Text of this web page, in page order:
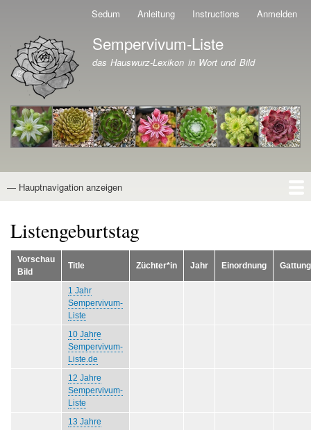
Direkt
zum
Inhalt
Sedum Anleitung Instructions Anmelden
Branding der Website
Sempervivum-Liste
das Hauswurz-Lexikon in Wort und Bild
Hauptnavigation
— Hauptnavigation anzeigen
Listengeburtstag
Vorschau
Bild
Title Züchter*in Jahr Einordnung Gattung
1 Jahr
Sempervivum-
Liste
10 Jahre
Sempervivum-
Liste.de
12 Jahre
Sempervivum-
Liste
13 Jahre